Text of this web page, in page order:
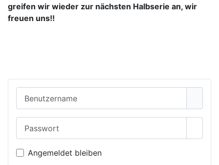
greifen wir wieder zur nächsten Halbserie an, wir
freuen uns!!
Angemeldet bleiben